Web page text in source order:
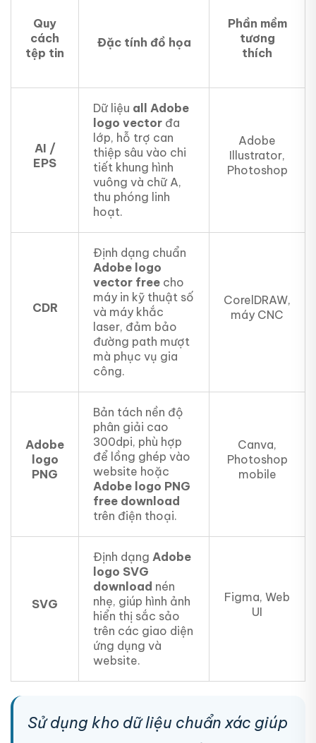
Quy
cách
tệp tin
Đặc tính đồ họa
Phần mềm
tương
thích
AI /
EPS
Dữ liệu all Adobe
logo vector đa
lớp, hỗ trợ can
thiệp sâu vào chi
tiết khung hình
vuông và chữ A,
thu phóng linh
hoạt.
Adobe
Illustrator,
Photoshop
CDR
Định dạng chuẩn
Adobe logo
vector free cho
máy in kỹ thuật số
và máy khắc
laser, đảm bảo
đường path mượt
mà phục vụ gia
công.
CorelDRAW,
máy CNC
Adobe
logo
PNG
Bản tách nền độ
phân giải cao
300dpi, phù hợp
để lồng ghép vào
website hoặc
Adobe logo PNG
free download
trên điện thoại.
Canva,
Photoshop
mobile
SVG
Định dạng Adobe
logo SVG
download nén
nhẹ, giúp hình ảnh
hiển thị sắc sảo
trên các giao diện
ứng dụng và
website.
Figma, Web
UI
Sử dụng kho dữ liệu chuẩn xác giúp